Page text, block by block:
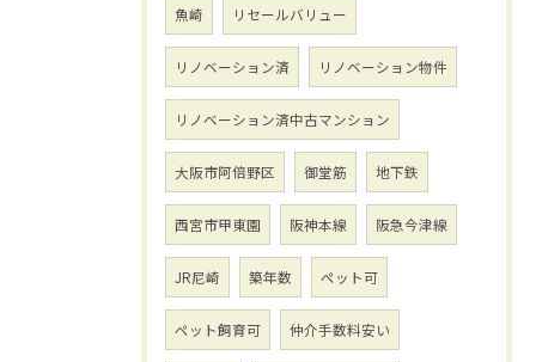
魚崎 リセールバリュー
リノベーション済 リノベーション物件
リノベーション済中古マンション
大阪市阿倍野区 御堂筋 地下鉄
西宮市甲東園 阪神本線 阪急今津線
JR尼崎 築年数 ペット可
ペット飼育可 仲介手数料安い